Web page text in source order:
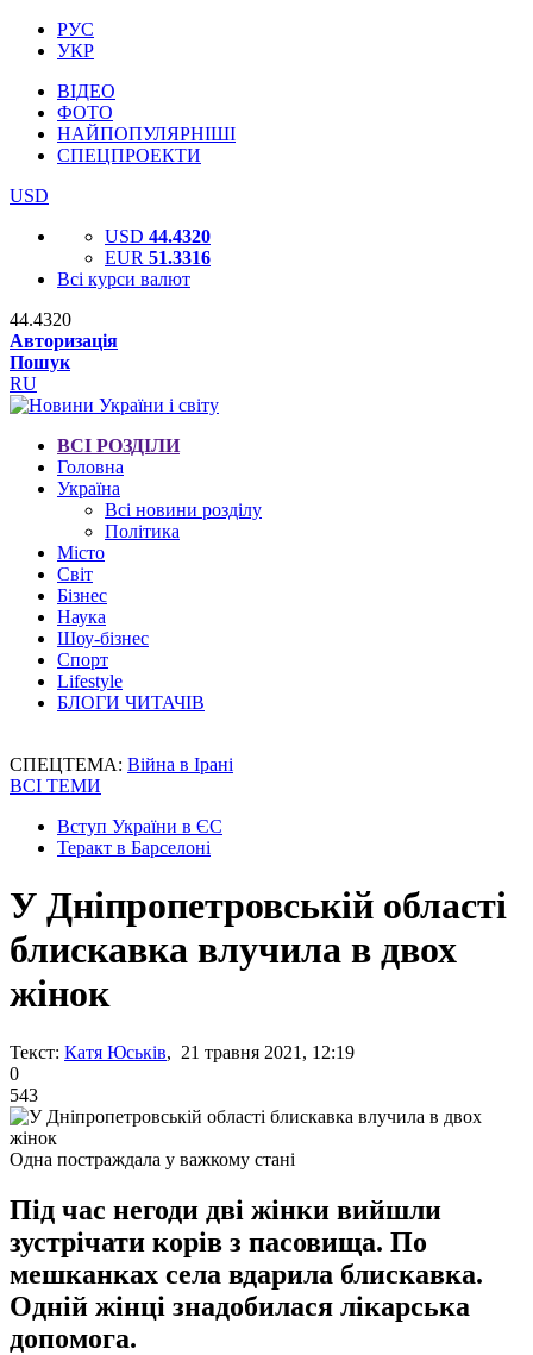
РУС
УКР
ВІДЕО
ФОТО
НАЙПОПУЛЯРНІШІ
СПЕЦПРОЕКТИ
USD
USD 44.4320
EUR 51.3316
Всі курси валют
44.4320
Авторизація
Пошук
RU
ВСІ РОЗДІЛИ
Головна
Україна
Всі новини розділу
Політика
Місто
Світ
Бізнес
Наука
Шоу-бізнес
Спорт
Lifestyle
БЛОГИ ЧИТАЧІВ
СПЕЦТЕМА: Війна в Ірані
ВСІ ТЕМИ
Вступ України в ЄС
Теракт в Барселоні
У Дніпропетровській області
блискавка влучила в двох
жінок
Текст: Катя Юськів, 21 травня 2021, 12:19
0
543
Одна постраждала у важкому стані
Під час негоди дві жінки вийшли
зустрічати корів з пасовища. По
мешканках села вдарила блискавка.
Одній жінці знадобилася лікарська
допомога.